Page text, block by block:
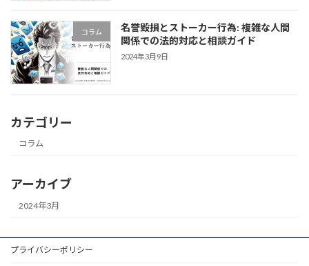
コラム
名誉毀損とストーカー行為: 複雑な人間
関係での法的対応と相談ガイド
2024年3月9日
カテゴリー
コラム
アーカイブ
2024年3月
プライバシーポリシー